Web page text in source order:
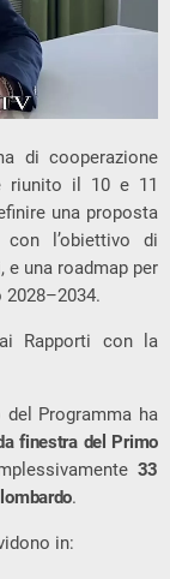
di cooperazione
il 10 e 11
una proposta
l’obiettivo di
una roadmap per
2028–2034.
Rapporti con la
Programma ha
finestra del Primo
33
.
in: